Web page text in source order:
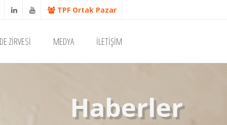
TPF Ortak Pazar
ZİRVESİ MEDYA İLETİŞİM
Haberler